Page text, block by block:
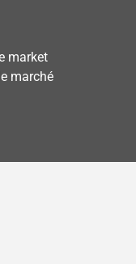
market
marché